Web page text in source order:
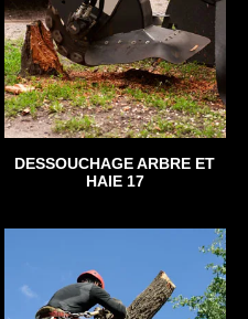
DESSOUCHAGE ARBRE ET
HAIE 17